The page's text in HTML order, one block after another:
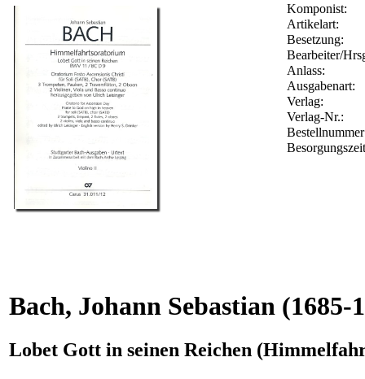
Komponist:
Artikelart:
Besetzung:
Bearbeiter/
Anlass:
Ausgabenart:
Verlag:
Verlag-Nr.:
Bach, Johann Sebastian (1685-
Lobet Gott in seinen Reichen